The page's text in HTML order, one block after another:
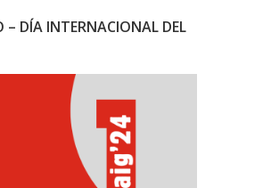
– DÍA INTERNACIONAL DEL